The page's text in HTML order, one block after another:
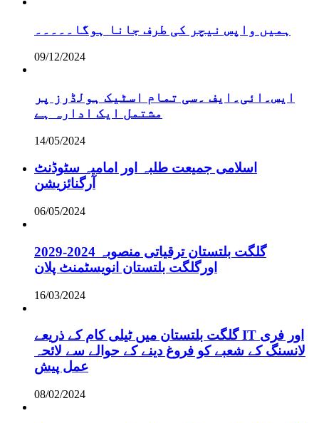
ہمیں واپس نیچر کی طرف جانا ہوگا۔۔۔۔۔
09/12/2024
ایس۔ائی۔ایف ۔سی تمام اسٹیک ہولڈرز پر
مشتمل ایک ادارہ ہے
14/05/2024
اسلامی جمیعت طلبہ اور امامیہ سٹوڈنٹ
آرگنائزیشن
06/05/2024
گلگت بلتستان ترقیاتی منصوبہ 2024-2029
اورگلگت بلتستان انویسٹمنٹ پلان
16/03/2024
گلگت بلتستان میں ٹیلی کام کے ذریعے IT اور فری
لانسنگ کے شعبے کو فروغ دینے کے حوالے سے لائحہ
عمل پیش
08/02/2024